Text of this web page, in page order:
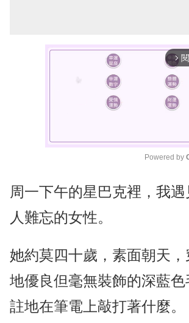
arrow_forward_ios
Powered by
周一下午的星巴克裡，我
人難忘的女性。
她約莫四十歲，素面朝天
地優良但毫無裝飾的深藍
註地在筆電上敲打著什麼。